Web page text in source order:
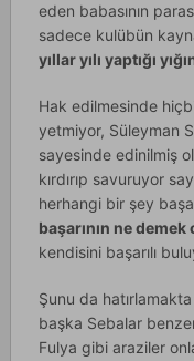
eden babasının
sadece kulübün
yıllar yılı yaptığı
Hak edilmesinde
yetmiyor, Süleyman
sayesinde edinilmiş
kırdırıp savuruyor
herhangi bir şey
başarının ne
kendisini başarılı
Şunu da
başka Sebalar
Fulya gibi araziler